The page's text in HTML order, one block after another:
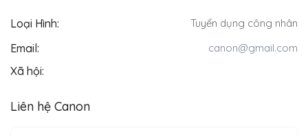
Loại Hình: Tuyển dụng công nhân
Email: canon@gmail.com
Xã hội:
Liên hệ Canon